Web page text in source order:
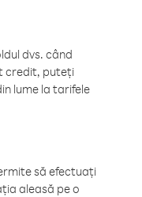
dvs. când
credit, puteți
lume la tarifele
să efectuați
aleasă pe o